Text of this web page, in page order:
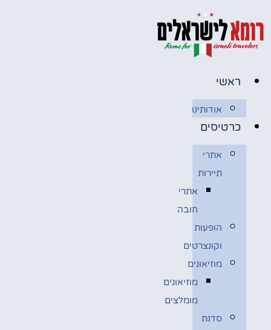
ראשי
אודותינו
כרטיסים
אתרי
תיירות
אתרי
חובה
הופעות
וקונצרטים
מוזיאונים
מוזיאונים
מומלצים
סדנת